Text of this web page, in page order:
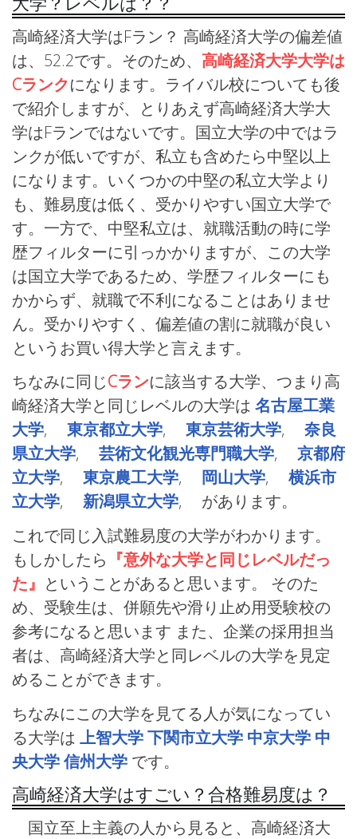
高崎経済大学はFラン？ 高崎経済大学の偏差値
は、52.2です。そのため、 高崎経済大学大学は
Cランクになります。ライバル校についても後
で紹介しますが、とりあえず高崎経済大学大
学はFランではないです。国立大学の中ではラ
ンクが低いですが、私立も含めたら中堅以上
になります。いくつかの中堅の私立大学より
も、難易度は低く、受かりやすい国立大学で
す。一方で、中堅私立は、就職活動の時に学
歴フィルターに引っかかりますが、この大学
は国立大学であるため、学歴フィルターにも
かからず、就職で不利になることはありませ
ん。受かりやすく、偏差値の割に就職が良い
というお買い得大学と言えます。
ちなみに同じCランに該当する大学、つまり高
崎経済大学と同じレベルの大学は 名古屋工業
大学, 東京都立大学, 東京芸術大学, 奈良
県立大学, 芸術文化観光専門職大学, 京都府
立大学, 東京農工大学, 岡山大学, 横浜市
立大学, 新潟県立大学, があります。
これで同じ入試難易度の大学がわかります。
もしかしたら 『意外な大学と同じレベルだっ
た』 ということがあると思います。 そのた
め、受験生は、併願先や滑り止め用受験校の
参考になると思います また、企業の採用担当
者は、高崎経済大学と同レベルの大学を見定
めることができます。
ちなみにこの大学を見てる人が気になってい
る大学は 上智大学下関市立大学 中京大学 中
央大学信州大学 です。
高崎経済大学はすごい？合格難易度は？
国立至上主義の人から見ると、高崎経済大